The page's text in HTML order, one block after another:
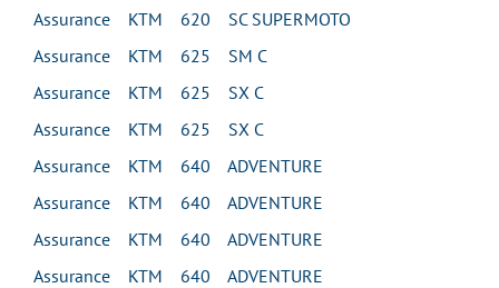
Assurance KTM 620 SC SUPERMOTO
Assurance KTM 625 SM C
Assurance KTM 625 SX C
Assurance KTM 625 SX C
Assurance KTM 640 ADVENTURE
Assurance KTM 640 ADVENTURE
Assurance KTM 640 ADVENTURE
Assurance KTM 640 ADVENTURE